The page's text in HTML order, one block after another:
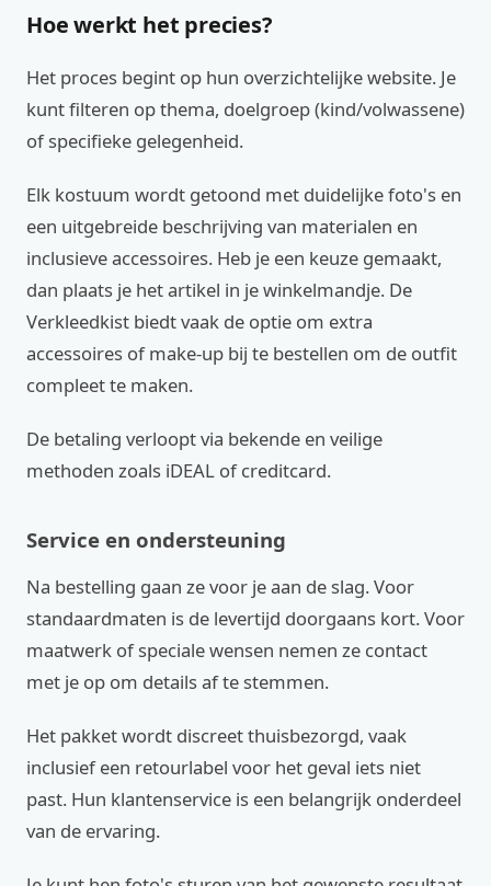
Hoe werkt het precies?
Het proces begint op hun overzichtelijke website. Je
kunt filteren op thema, doelgroep (kind/volwassene)
of specifieke gelegenheid.
Elk kostuum wordt getoond met duidelijke foto's en
een uitgebreide beschrijving van materialen en
inclusieve accessoires. Heb je een keuze gemaakt,
dan plaats je het artikel in je winkelmandje. De
Verkleedkist biedt vaak de optie om extra
accessoires of make-up bij te bestellen om de outfit
compleet te maken.
De betaling verloopt via bekende en veilige
methoden zoals iDEAL of creditcard.
Service en ondersteuning
Na bestelling gaan ze voor je aan de slag. Voor
standaardmaten is de levertijd doorgaans kort. Voor
maatwerk of speciale wensen nemen ze contact
met je op om details af te stemmen.
Het pakket wordt discreet thuisbezorgd, vaak
inclusief een retourlabel voor het geval iets niet
past. Hun klantenservice is een belangrijk onderdeel
van de ervaring.